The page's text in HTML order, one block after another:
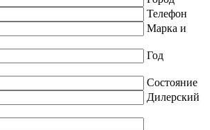
Телефон
Марка и
Год
Состояние
Дилерский